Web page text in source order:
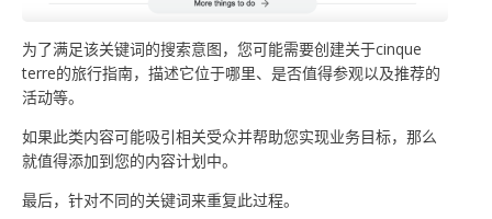
为了满足该关键词的搜索意图，您可能需要创建关于cinque
terre的旅行指南，描述它位于哪里、是否值得参观以及推荐的
活动等。
如果此类内容可能吸引相关受众并帮助您实现业务目标，那么
就值得添加到您的内容计划中。
最后，针对不同的关键词来重复此过程。